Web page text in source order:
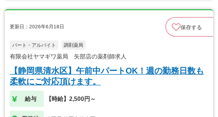
更新日：2026年6月18日 保存する
パート・アルバイト 調剤薬局
有限会社ヤマギワ薬局 矢部店の薬剤師求人
【静岡県清水区】午前中パートOK！週の勤務日数も
柔軟にご対応頂けます。
給与 【時給】2,500円～